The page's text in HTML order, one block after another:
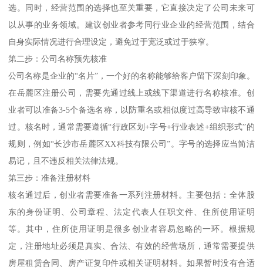
选。同时，经营范围的选择也至关重要，它直接决定了公司未来可
以从事的业务领域。建议创业者参考同行业企业的经营范围，结合
自身实际情况进行合理设定，避免过于宽泛或过于狭窄。
第二步：公司名称预先核准
公司名称是企业的“名片”，一个好的名称能够给客户留下深刻印象。
在岳麓区注册公司，需要先通过线上或线下渠道进行名称核准。创
业者可以准备3-5个备选名称，以防重名或相似度过高导致审核不通
过。核名时，通常需要遵循“行政区划+字号+行业表述+组织形式”的
规则，例如“长沙市岳麓区XX科技有限公司”。字号的选择应当简洁
易记，且不违反相关法律法规。
第三步：准备注册材料
核名通过后，创业者需要准备一系列注册材料。主要包括：全体股
东的身份证明、公司章程、法定代表人任职文件、住所使用证明
等。其中，住所使用证明是很多创业者容易忽略的一环。根据规
定，注册地址必须是真实、合法、有效的经营场所，通常需要提供
房屋租赁合同、房产证复印件或相关证明材料。如果暂时没有合适